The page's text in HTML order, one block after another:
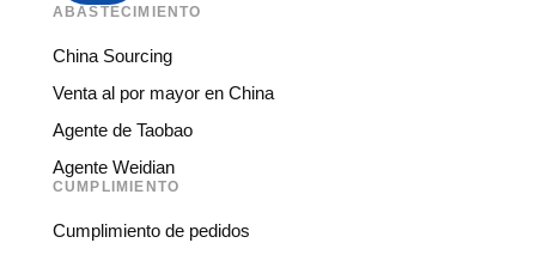
ABASTECIMIENTO
China Sourcing
Venta al por mayor en China
Agente de Taobao
Agente Weidian
CUMPLIMIENTO
Cumplimiento de pedidos